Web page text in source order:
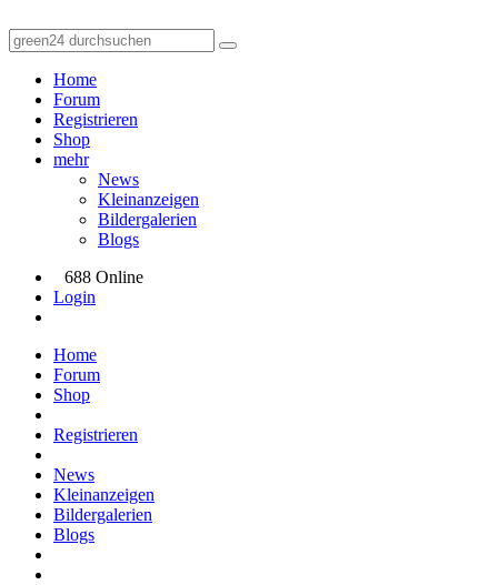
Home
Forum
Registrieren
Shop
mehr
News
Kleinanzeigen
Bildergalerien
Blogs
688 Online
Login
Home
Forum
Shop
Registrieren
News
Kleinanzeigen
Bildergalerien
Blogs